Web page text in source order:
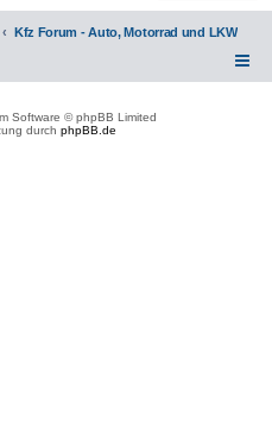
Kfz Forum - Auto, Motorrad und LKW
Software © phpBB Limited
durch phpBB.de